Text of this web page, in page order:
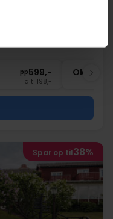
pp599,-
I alt 1198,-
Okt
Spar op til38%